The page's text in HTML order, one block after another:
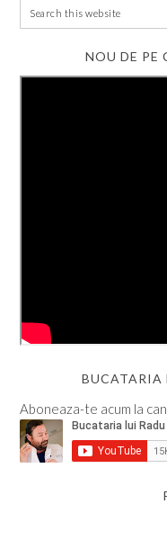
NOU DE PE
BUCATARIA
Aboneaza-te acum la